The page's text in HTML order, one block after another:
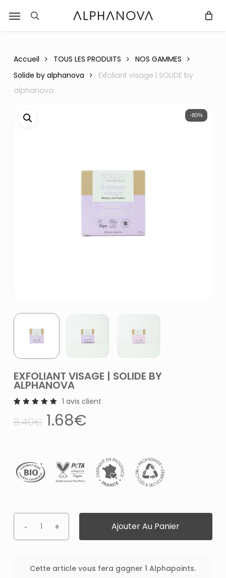
main
recherche
Menu
Fermer
Accueil TOUS LES PRODUITS
NOS GAMMES
Solide by alphanova
Exfoliant visage | SOLIDE by
alphanova
-80%
EXFOLIANT VISAGE | SOLIDE BY
ALPHANOVA
5.00
sur 5
1 avis client
8.40€ Le
était :
8.40€.
1.68€Le
est :
1.68€.
Ajouter Au Panier
Cette article vous fera gagner 1 Alphapoints.